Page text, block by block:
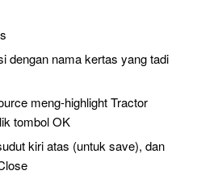
dengan nama kertas yang tadi
meng-highlight Tractor
tombol OK
kiri atas (untuk save), dan